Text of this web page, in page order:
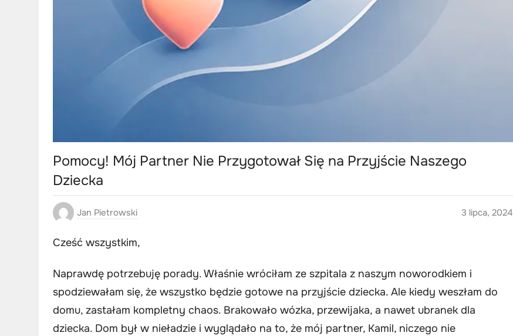
Pomocy! Mój Partner Nie Przygotował Się na Przyjście Naszego
Dziecka
Jan Pietrowski 3 lipca, 2024
Cześć wszystkim,
Naprawdę potrzebuję porady. Właśnie wróciłam ze szpitala z naszym noworodkiem i
spodziewałam się, że wszystko będzie gotowe na przyjście dziecka. Ale kiedy weszłam do
domu, zastałam kompletny chaos. Brakowało wózka, przewijaka, a nawet ubranek dla
dziecka. Dom był w nieładzie i wyglądało na to, że mój partner, Kamil, niczego nie